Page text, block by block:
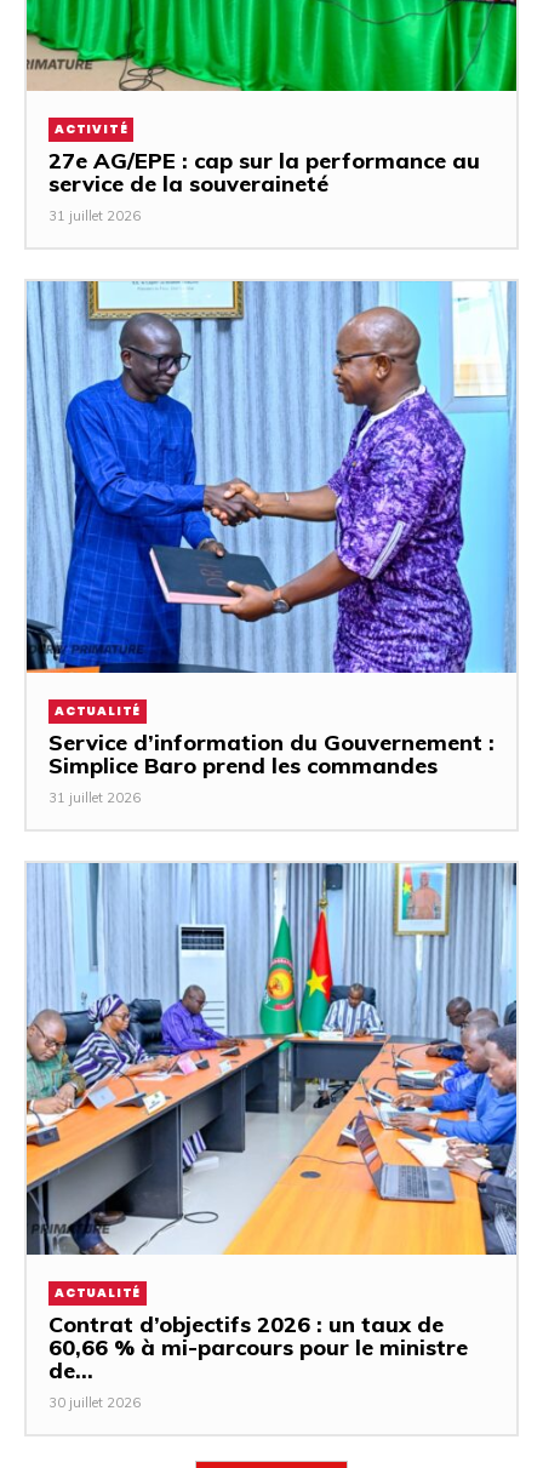
ACTIVITÉ
27e AG/EPE : cap sur la performance au
service de la souveraineté
31 juillet 2026
ACTUALITÉ
Service d’information du Gouvernement :
Simplice Baro prend les commandes
31 juillet 2026
ACTUALITÉ
Contrat d’objectifs 2026 : un taux de
60,66 % à mi-parcours pour le ministre
de...
30 juillet 2026